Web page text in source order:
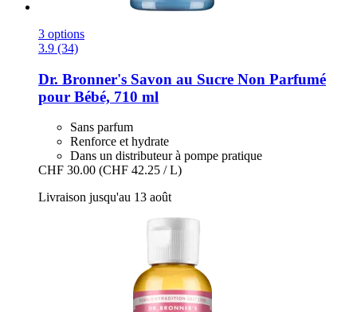
3 options
3.9 (34)
Dr. Bronner's Savon au Sucre Non Parfumé
pour Bébé, 710 ml
Sans parfum
Renforce et hydrate
Dans un distributeur à pompe pratique
CHF 30.00 (CHF 42.25 / L)
Livraison jusqu'au 13 août